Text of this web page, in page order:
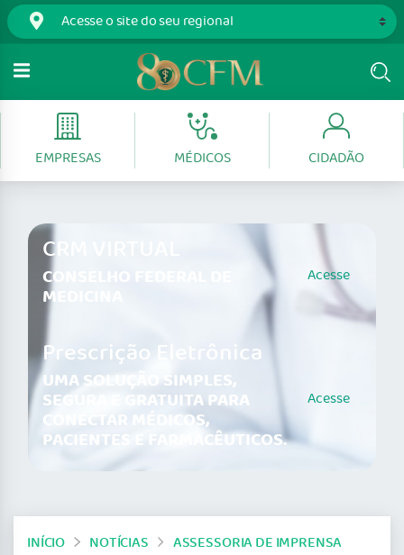
EMPRESAS MÉDICOS CIDADÃO
CRM VIRTUAL
CONSELHO FEDERAL DE
MEDICINA
Acesse
Prescrição Eletrônica
UMA SOLUÇÃO SIMPLES,
SEGURA E GRATUITA PARA
CONECTAR MÉDICOS,
PACIENTES E FARMACÊUTICOS.
Acesse
INÍCIO NOTÍCIAS
ASSESSORIA DE IMPRENSA